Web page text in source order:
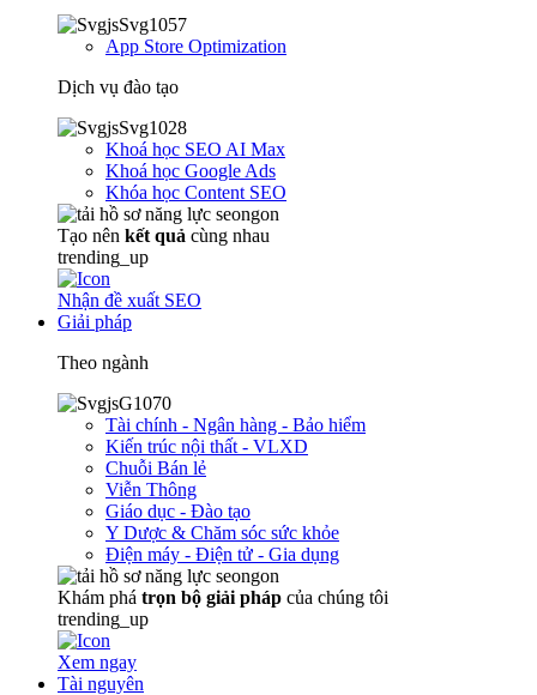
App Store Optimization
Dịch vụ đào tạo
Khoá học SEO AI Max
Khoá học Google Ads
Khóa học Content SEO
Tạo nên kết quả cùng nhau
trending_up
Nhận đề xuất SEO
Giải pháp
Theo ngành
Tài chính - Ngân hàng - Bảo hiểm
Kiến trúc nội thất - VLXD
Chuỗi Bán lẻ
Viễn Thông
Giáo dục - Đào tạo
Y Dược & Chăm sóc sức khỏe
Điện máy - Điện tử - Gia dụng
Khám phá trọn bộ giải pháp của chúng tôi
trending_up
Xem ngay
Tài nguyên